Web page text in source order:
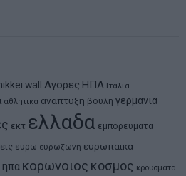
wall Αγορες ΗΠΑ Ιταλια
αθλητικα αναπτυξη βουλη γερμανια
εκτ ελλαδα εμπορευματα
ευρω ευρωζωνη ευρωπαικα
ηπα κορωνοιος κοσμος κρουσματα